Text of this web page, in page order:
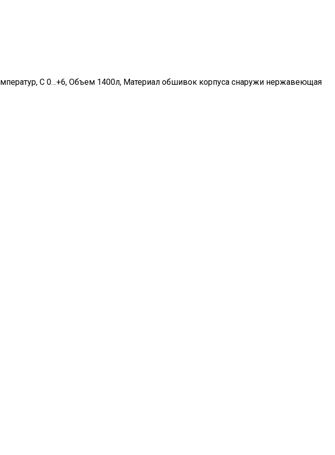
C 0…+6, Объем 1400л, Материал обшивок корпуса снаружи нержавеющая